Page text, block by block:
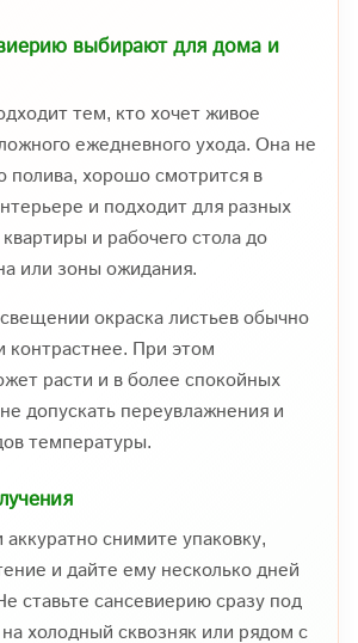
выбирают для дома и
тем, кто хочет живое
ежедневного ухода. Она не
полива, хорошо смотрится в
и подходит для разных
и рабочего стола до
или зоны ожидания.
окраска листьев обычно
контрастнее. При этом
расти и в более спокойных
допускать переувлажнения и
температуры.
аккуратно снимите упаковку,
и дайте ему несколько дней
ставьте сансевиерию сразу под
холодный сквозняк или рядом с